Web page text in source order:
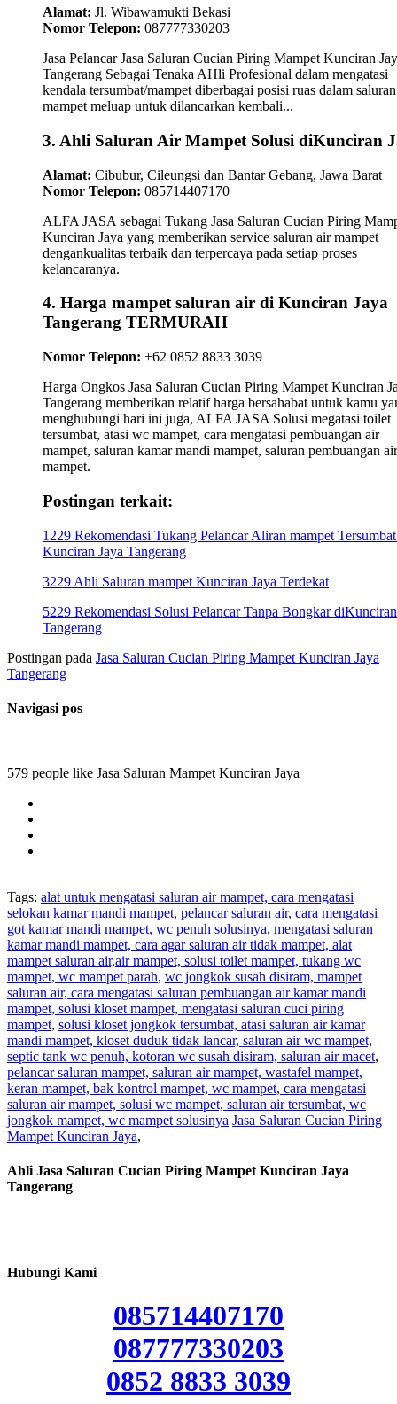
Alamat: Jl. Wibawamukti Bekasi
Nomor Telepon: 087777330203
Jasa Pelancar Jasa Saluran Cucian Piring Mampet Kunciran
Tangerang Sebagai Tenaka AHli Profesional dalam mengatasi
kendala tersumbat/mampet diberbagai posisi ruas dalam
mampet meluap untuk dilancarkan kembali...
3. Ahli Saluran Air Mampet Solusi diKunciran
Alamat: Cibubur, Cileungsi dan Bantar Gebang, Jawa Barat
Nomor Telepon: 085714407170
ALFA JASA sebagai Tukang Jasa Saluran Cucian Piring
Kunciran Jaya yang memberikan service saluran air mampet
dengankualitas terbaik dan terpercaya pada setiap proses
kelancaranya.
4. Harga mampet saluran air di Kunciran Jaya
Tangerang TERMURAH
Nomor Telepon: +62 0852 8833 3039
Harga Ongkos Jasa Saluran Cucian Piring Mampet Kunciran
Tangerang memberikan relatif harga bersahabat untuk kamu
menghubungi hari ini juga, ALFA JASA Solusi megatasi toilet
tersumbat, atasi wc mampet, cara mengatasi pembuangan air
mampet, saluran kamar mandi mampet, saluran pembuangan air
mampet.
Postingan terkait:
1229 Rekomendasi Tukang Pelancar Aliran mampet
Kunciran Jaya Tangerang
3229 Ahli Saluran mampet Kunciran Jaya Terdekat
5229 Rekomendasi Solusi Pelancar Tanpa Bongkar
Tangerang
Postingan pada Jasa Saluran Cucian Piring Mampet Kunciran Jaya
Tangerang
Navigasi pos
579 people like Jasa Saluran Mampet Kunciran Jaya
Tags: alat untuk mengatasi saluran air mampet, cara mengatasi
selokan kamar mandi mampet, pelancar saluran air, cara mengatasi
got kamar mandi mampet, wc penuh solusinya, mengatasi saluran
kamar mandi mampet, cara agar saluran air tidak mampet, alat
mampet saluran air,air mampet, solusi toilet mampet, tukang wc
mampet, wc mampet parah, wc jongkok susah disiram, mampet
saluran air, cara mengatasi saluran pembuangan air kamar mandi
mampet, solusi kloset mampet, mengatasi saluran cuci piring
mampet, solusi kloset jongkok tersumbat, atasi saluran air kamar
mandi mampet, kloset duduk tidak lancar, saluran air wc mampet,
septic tank wc penuh, kotoran wc susah disiram, saluran air macet,
pelancar saluran mampet, saluran air mampet, wastafel mampet,
keran mampet, bak kontrol mampet, wc mampet, cara mengatasi
saluran air mampet, solusi wc mampet, saluran air tersumbat, wc
jongkok mampet, wc mampet solusinya Jasa Saluran Cucian Piring
Mampet Kunciran Jaya,
Ahli Jasa Saluran Cucian Piring Mampet Kunciran Jaya
Tangerang
Hubungi Kami
085714407170
087777330203
0852 8833 3039